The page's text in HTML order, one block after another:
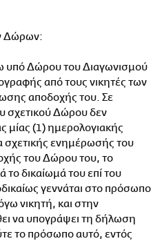
Δώρων:
Δώρου του Διαγωνισμού
από τους νικητές των
αποδοχής του. Σε
σχετικού Δώρου δεν
μίας (1) ημερολογιακής
ενημέρωσής του
του Δώρου του, το
το δικαίωμά του επί του
γεννάται στο πρόσωπο
νικητή, και στην
να υπογράψει τη δήλωση
το πρόσωπο αυτό, εντός